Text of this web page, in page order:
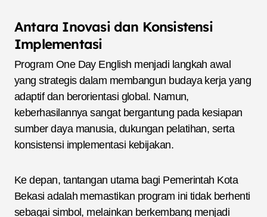
Antara Inovasi dan Konsistensi
Implementasi
Program One Day English menjadi langkah awal
yang strategis dalam membangun budaya kerja yang
adaptif dan berorientasi global. Namun,
keberhasilannya sangat bergantung pada kesiapan
sumber daya manusia, dukungan pelatihan, serta
konsistensi implementasi kebijakan.
Ke depan, tantangan utama bagi Pemerintah Kota
Bekasi adalah memastikan program ini tidak berhenti
sebagai simbol, melainkan berkembang menjadi